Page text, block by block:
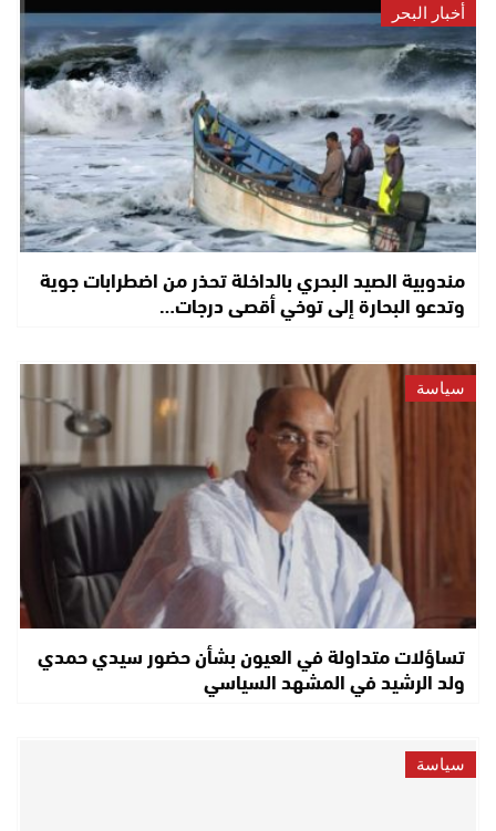
أخبار البحر
مندوبية الصيد البحري بالداخلة تحذر من اضطرابات جوية
وتدعو البحارة إلى توخي أقصى درجات…
سياسة
تساؤلات متداولة في العيون بشأن حضور سيدي حمدي
ولد الرشيد في المشهد السياسي
سياسة